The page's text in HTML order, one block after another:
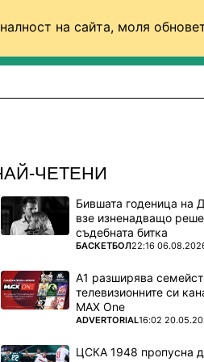
на сайта, моля
ЧЕТЕНИ
Бившата годеница на
взе изненадващо
съдебната битка
ПОВЕЧЕ ОТ
БАСКЕТБОЛ22:16
А1 разширява
телевизионните си
MAX One
ПОВЕЧЕ ОТ
ADVERTORIAL16:02
ЦСКА 1948 пропусна